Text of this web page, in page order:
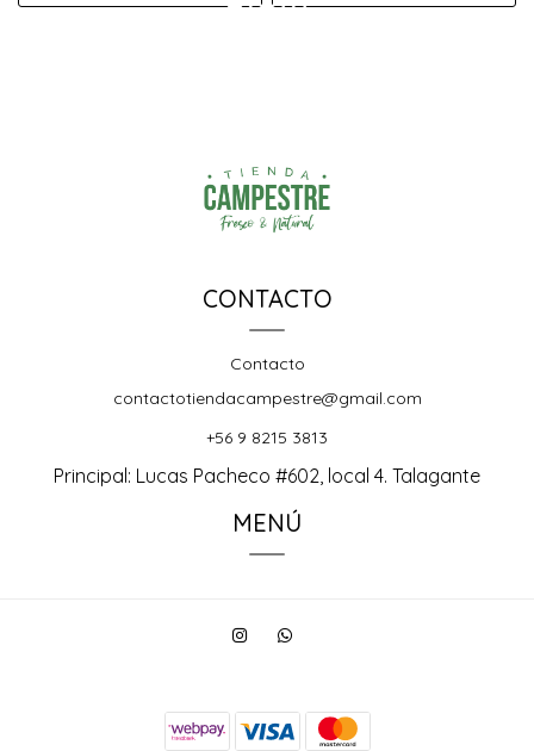
CONTACTO
Contacto
contactotiendacampestre@gmail.com
+56 9 8215 3813
Principal: Lucas Pacheco #602, local 4. Talagante
MENÚ